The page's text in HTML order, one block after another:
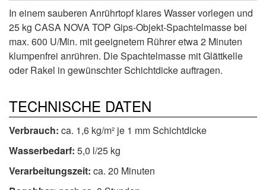
In einem sauberen Anrührtopf klares Wasser vorlegen und
25 kg CASA NOVA TOP Gips-Objekt-Spachtelmasse bei
max. 600 U/Min. mit geeignetem Rührer etwa 2 Minuten
klumpenfrei anrühren. Die Spachtelmasse mit Glättkelle
oder Rakel in gewünschter Schichtdicke auftragen.
TECHNISCHE DATEN
Verbrauch: ca. 1,6 kg/m² je 1 mm Schichtdicke
Wasserbedarf: 5,0 l/25 kg
Verarbeitungszeit: ca. 20 Minuten